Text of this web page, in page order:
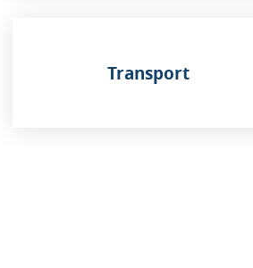
Transport